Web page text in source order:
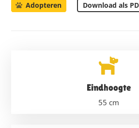
Adopteren Download als
Eindhoogte
55 cm